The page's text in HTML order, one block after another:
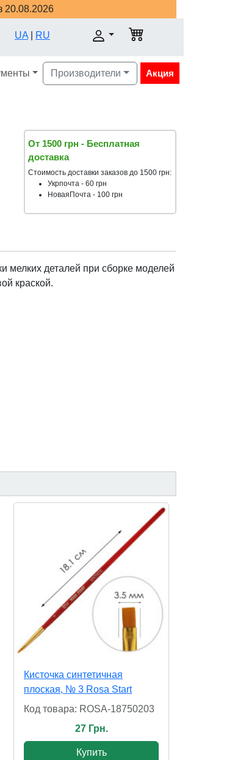
20.08.2026
UA RU
Производители Акция
От 1500 грн - Бесплатная
доставка
Стоимость доставки заказов до 1500 грн:
Укрпочта - 60 грн
НоваяПочта - 100 грн
мелких деталей при сборке моделей
краской.
Кисточка синтетичная
плоская, № 3 Rosa Start
Код товара: ROSA-18750203
27 Грн.
Купить